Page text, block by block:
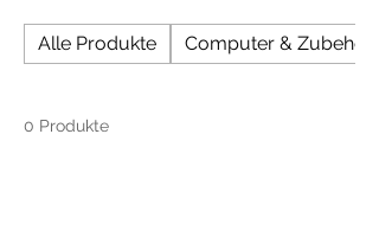
Alle Produkte Computer & Zubehör
0 Produkte